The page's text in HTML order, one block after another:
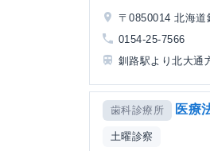
〒0850014 北海道
0154-25-7566
釧路駅より北大通
歯科診療所 医療
土曜診察